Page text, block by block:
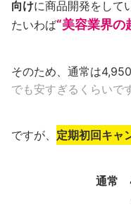
向けに商品開発をして
たいわば“美容業界の
そのため、通常は
でも安すぎるくらいで
ですが、 定期初回キャ
通常